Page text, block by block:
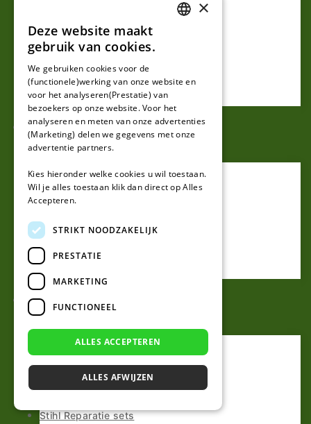
Parkside Perimeterdraad
Parkside Kabeltesters
Parkside Installatie sets
Parkside Reparatie sets
Parkside Draadpennen
Parkside Draadverbinders
Stiga
Alles voor Stiga
Stiga Mesjes
Stiga Perimeterdraad
Stiga Installatie sets
Stiga Reparatie sets
Stiga Draadpennen
Stiga Draadverbinders
Stihl
Alles voor Stihl Imow
Stihl Mesjes
Stihl Perimeterdraad
Stihl Reparatie sets
GERMAN
×
Deze website maakt
gebruik van cookies.
We gebruiken cookies voor de
(functionele)werking van onze website en
voor het analyseren(Prestatie) van
bezoekers op onze website. Voor het
analyseren en meten van onze advertenties
(Marketing) delen we gegevens met onze
advertentie partners.
Kies hieronder welke cookies u wil toestaan.
Wil je alles toestaan klik dan direct op Alles
Accepteren.
STRIKT NOODZAKELIJK
PRESTATIE
MARKETING
FUNCTIONEEL
ALLES ACCEPTEREN
ALLES AFWIJZEN